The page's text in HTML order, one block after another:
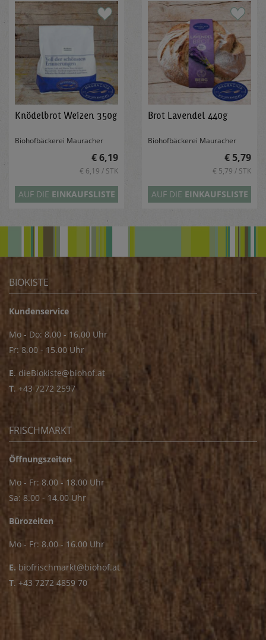
Knödelbrot Weizen 350g
Biohofbäckerei Mauracher
€ 6,19
€ 6,19 / STK
AUF DIE EINKAUFSLISTE
Brot Lavendel 440g
Biohofbäckerei Mauracher
€ 5,79
€ 5,79 / STK
AUF DIE EINKAUFSLISTE
BIOKISTE
Kundenservice
Mo - Do: 8.00 - 16.00 Uhr
Fr: 8.00 - 15.00 Uhr
E. dieBiokiste@biohof.at
T. +43 7272 2597
FRISCHMARKT
Öffnungszeiten
Mo - Fr: 8.00 - 18.00 Uhr
Sa: 8.00 - 14.00 Uhr
Bürozeiten
Mo - Fr: 8.00 - 16.00 Uhr
E. biofrischmarkt@biohof.at
T. +43 7272 4859 70